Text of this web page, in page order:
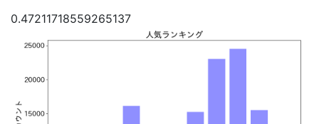
0.47211718559265137